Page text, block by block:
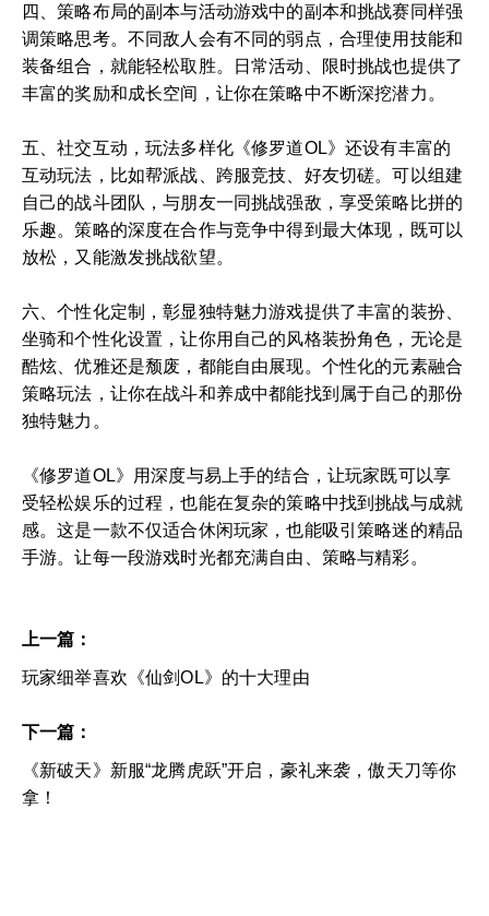
四、策略布局的副本与活动游戏中的副本和挑战赛同样强
调策略思考。不同敌人会有不同的弱点，合理使用技能和
装备组合，就能轻松取胜。日常活动、限时挑战也提供了
丰富的奖励和成长空间，让你在策略中不断深挖潜力。
五、社交互动，玩法多样化《修罗道OL》还设有丰富的
互动玩法，比如帮派战、跨服竞技、好友切磋。可以组建
自己的战斗团队，与朋友一同挑战强敌，享受策略比拼的
乐趣。策略的深度在合作与竞争中得到最大体现，既可以
放松，又能激发挑战欲望。
六、个性化定制，彰显独特魅力游戏提供了丰富的装扮、
坐骑和个性化设置，让你用自己的风格装扮角色，无论是
酷炫、优雅还是颓废，都能自由展现。个性化的元素融合
策略玩法，让你在战斗和养成中都能找到属于自己的那份
独特魅力。
《修罗道OL》用深度与易上手的结合，让玩家既可以享
受轻松娱乐的过程，也能在复杂的策略中找到挑战与成就
感。这是一款不仅适合休闲玩家，也能吸引策略迷的精品
手游。让每一段游戏时光都充满自由、策略与精彩。
上一篇：
玩家细举喜欢《仙剑OL》的十大理由
下一篇：
《新破天》新服“龙腾虎跃”开启，豪礼来袭，傲天刀等你
拿！